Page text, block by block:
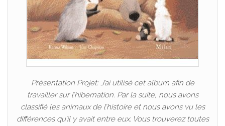
Présentation Projet: J’ai utilisé cet album afin de
travailler sur l’hibernation. Par la suite, nous avons
classifié les animaux de l’histoire et nous avons vu les
différences qu’il y avait entre eux. Vous trouverez toutes